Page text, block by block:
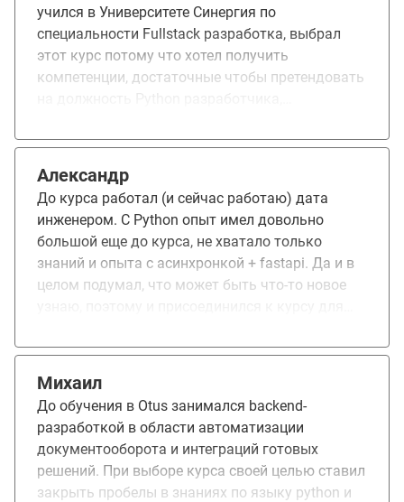
учился в Университете Синергия по
специальности Fullstack разработка, выбрал
этот курс потому что хотел получить
компетенции, достаточные чтобы претендовать
компетенции преподавателей и качество
время обучения в конце меня взяли на
стажировку Junior Python разработчиком)
Александр
До курса работал (и сейчас работаю) дата
инженером. С Python опыт имел довольно
большой еще до курса, не хватало только
знаний и опыта с асинхронкой + fastapi. Да и в
целом подумал, что может быть что-то новое
как человек, который уже не начинающий, но
знания. Для такой группы людей этот отзыв
будет актуальным. Касательно курса у меня
сложилось смешанное впечатление. Я могу
точно сказать, что своих денег стоит часть, где
читает Сурен (это асинхронка и фаст апи,
Михаил
До обучения в Otus занимался backend-
разработкой в области автоматизации
документооборота и интеграций готовых
решений. При выборе курса своей целью ставил
закрыть пробелы в знаниях по языку python и